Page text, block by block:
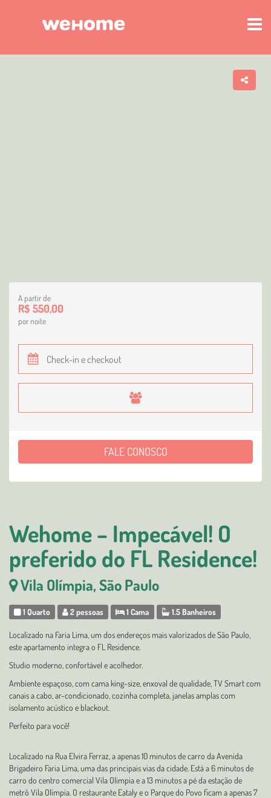
Wehome – Impecável! O
preferido do FL Residence!
Vila Olímpia, São Paulo
1 Quarto 2 pessoas 1 Cama 1.5 Banheiros
Localizado na Faria Lima, um dos endereços mais valorizados de São Paulo,
este apartamento integra o FL Residence.
Studio moderno, confortável e acolhedor.
Ambiente espaçoso, com cama king-size, enxoval de qualidade, TV Smart com
canais a cabo, ar-condicionado, cozinha completa, janelas amplas com
isolamento acústico e blackout.
Perfeito para você!
Localizado na Rua Elvira Ferraz, a apenas 10 minutos de carro da Avenida
Brigadeiro Faria Lima, uma das principais vias da cidade. Está a 6 minutos de
carro do centro comercial Vila Olímpia e a 13 minutos a pé da estação de
metrô Vila Olímpia. O restaurante Eataly e o Parque do Povo ficam a apenas 7
A partir de
R$ 550,00
por noite
FALE CONOSCO